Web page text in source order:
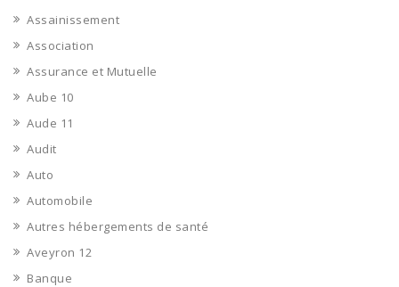
Assainissement
Association
Assurance et Mutuelle
Aube 10
Aude 11
Audit
Auto
Automobile
Autres hébergements de santé
Aveyron 12
Banque